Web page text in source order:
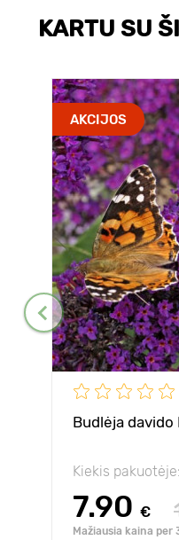
KARTU SU
AKCIJOS
Budlėja davido
Kiekis pakuotėje:
7.90 €
Mažiausia kaina per